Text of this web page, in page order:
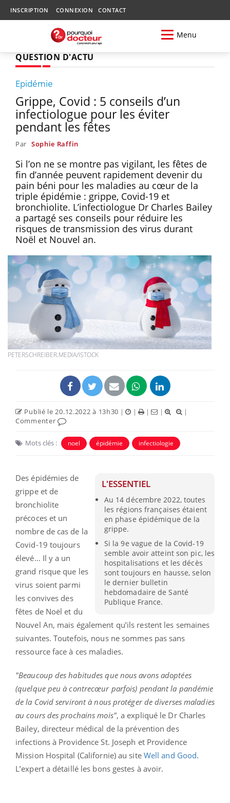
INSCRIPTION CONNEXION CONTACT
Menu
QUESTION D'ACTU
Epidémie
Grippe, Covid : 5 conseils d’un
infectiologue pour les éviter
pendant les fêtes
Par Sophie Raffin
Si l’on ne se montre pas vigilant, les fêtes de
fin d’année peuvent rapidement devenir du
pain béni pour les maladies au cœur de la
triple épidémie : grippe, Covid-19 et
bronchiolite. L’infectiologue Dr Charles Bailey
a partagé ses conseils pour réduire les
risques de transmission des virus durant
Noël et Nouvel an.
PETERSCHREIBER.MEDIA/ISTOCK
Publié le 20.12.2022 à 13h30 | | | |
|
Commenter
Mots clés : noel épidémie infectiologie
L'ESSENTIEL
Au 14 décembre 2022, toutes
les régions françaises étaient
en phase épidémique de la
grippe.
Si la 9e vague de la Covid-19
semble avoir atteint son pic, les
hospitalisations et les décès
sont toujours en hausse, selon
le dernier bulletin
hebdomadaire de Santé
Publique France.
Des épidémies de
grippe et de
bronchiolite
précoces et un
nombre de cas de la
Covid-19 toujours
élevé… Il y a un
grand risque que les
virus soient parmi
les convives des
fêtes de Noël et du
Nouvel An, mais également qu’ils restent les semaines
suivantes. Toutefois, nous ne sommes pas sans
ressource face à ces maladies.
"Beaucoup des habitudes que nous avons adoptées
(quelque peu à contrecœur parfois) pendant la pandémie
de la Covid serviront à nous protéger de diverses maladies
au cours des prochains mois", a expliqué le Dr Charles
Bailey, directeur médical de la prévention des
infections à Providence St. Joseph et Providence
Mission Hospital (Californie) au site Well and Good.
L’expert a détaillé les bons gestes à avoir.